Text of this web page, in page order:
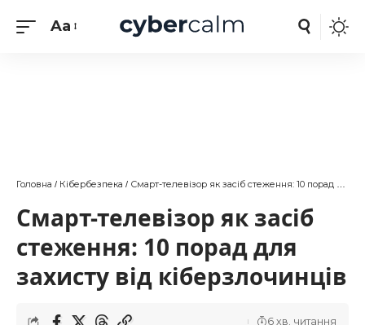
Aa
Головна / Кібербезпека / Смарт-телевізор як засіб стеження: 10 порад для захисту від кіберзлочинців
Смарт-телевізор як засіб
стеження: 10 порад для
захисту від кіберзлочинців
6 хв. читання